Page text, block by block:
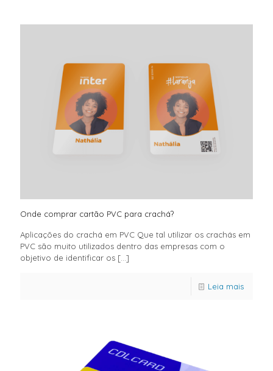
Onde comprar cartão PVC para crachá?
Aplicações do crachá em PVC Que tal utilizar os crachás em
PVC são muito utilizados dentro das empresas com o
objetivo de identificar os […]
Leia mais